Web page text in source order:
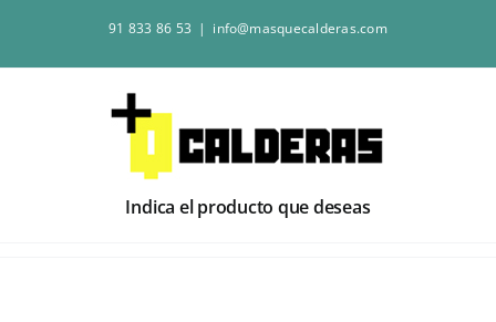
contenido
91 833 86 53 | info@masquecalderas.com
Indica el producto que deseas